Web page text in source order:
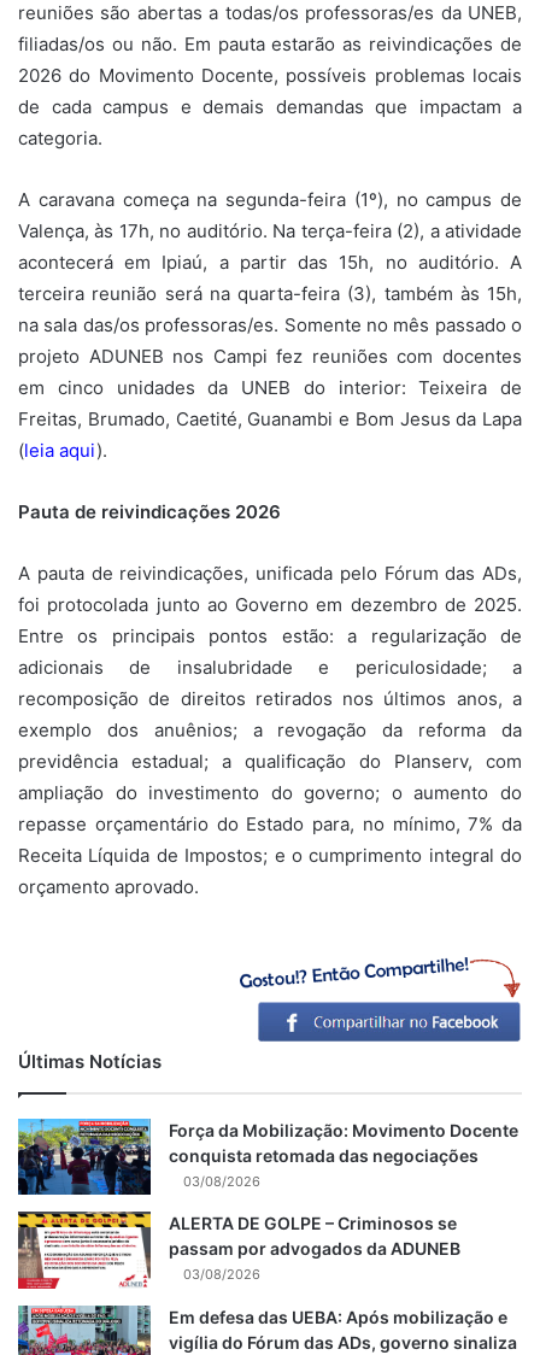
reuniões são abertas a todas/os professoras/es da UNEB,
filiadas/os ou não. Em pauta estarão as reivindicações de
2026 do Movimento Docente, possíveis problemas locais
de cada campus e demais demandas que impactam a
categoria.
A caravana começa na segunda-feira (1º), no campus de
Valença, às 17h, no auditório. Na terça-feira (2), a atividade
acontecerá em Ipiaú, a partir das 15h, no auditório. A
terceira reunião será na quarta-feira (3), também às 15h,
na sala das/os professoras/es. Somente no mês passado o
projeto ADUNEB nos Campi fez reuniões com docentes
em cinco unidades da UNEB do interior: Teixeira de
Freitas, Brumado, Caetité, Guanambi e Bom Jesus da Lapa
(leia aqui).
Pauta de reivindicações 2026
A pauta de reivindicações, unificada pelo Fórum das ADs,
foi protocolada junto ao Governo em dezembro de 2025.
Entre os principais pontos estão: a regularização de
adicionais de insalubridade e periculosidade; a
recomposição de direitos retirados nos últimos anos, a
exemplo dos anuênios; a revogação da reforma da
previdência estadual; a qualificação do Planserv, com
ampliação do investimento do governo; o aumento do
repasse orçamentário do Estado para, no mínimo, 7% da
Receita Líquida de Impostos; e o cumprimento integral do
orçamento aprovado.
Últimas Notícias
Força da Mobilização: Movimento Docente
conquista retomada das negociações
03/08/2026
ALERTA DE GOLPE – Criminosos se
passam por advogados da ADUNEB
03/08/2026
Em defesa das UEBA: Após mobilização e
vigília do Fórum das ADs, governo sinaliza